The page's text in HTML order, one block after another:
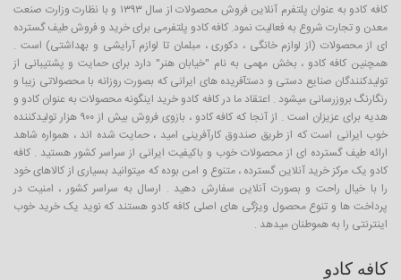
کافه کادو به عنوان پلتفرم آنلاین فروش محصولات از سال ۱۳۹۳ و با نظارت وزارت صنعت
معدن و تجارت شروع به فعالیت نمود. کافه کادو پلتفرمی برای خرید و فروش طیف گسترده
ای از محصولات (از لوازم خانگی ، دکوری ، مبلمان تا لوازم آرایشی و بهداشتی) است .
همچنین کافه کادو ، بخش مهمی به نام "خیابان هنر" دارد برای حمایت و پشتیبانی از
تولیدکنندگان صنایع دستی و دستآفریده های ایرانی که بصورت روزانه با محصولاتی زیبا و
رنگارنگ بروزرسانی میشود . اعتقاد ما در کافه کادو خرید اینگونه محصولات به عنوان کادو و
هدیه برای عزیزان است . از آنجا که کافه کادو ، بازوی فروش بیش از ۹۰۰ هزار تولیدکننده
خوب ایرانی است که از طریق صندوق کارآفرینی امید ، حمایت شده اند ، همواره شاهد
ارائه طیف گسترده ای از محصولات خوب و باکیفیت ایرانی از سراسر کشور هستید . کافه
کادو یک مرکز خرید آنلاین گسترده ، متنوع و امن بوده که میتوانید بسیاری از کالاهای خود
را با خیال راحت و بصورت آنلاین سفارش دهید . ارسال به سراسر کشور ، امنیت در
پرداخت ها و تنوع محصول ویژگی های اصلی کافه کادو هستند که نوید یک خرید خوب
اینترنتی را به هموطنان میدهد .
کافه کادو